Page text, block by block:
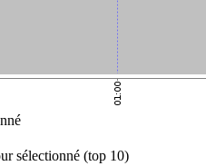
sélectionné (top 10)